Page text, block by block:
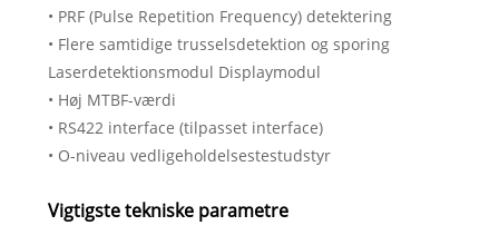
• PRF (Pulse Repetition Frequency) detektering
• Flere samtidige trusselsdetektion og sporing
Laserdetektionsmodul Displaymodul
• Høj MTBF-værdi
• RS422 interface (tilpasset interface)
• O-niveau vedligeholdelsestestudstyr
Vigtigste tekniske parametre